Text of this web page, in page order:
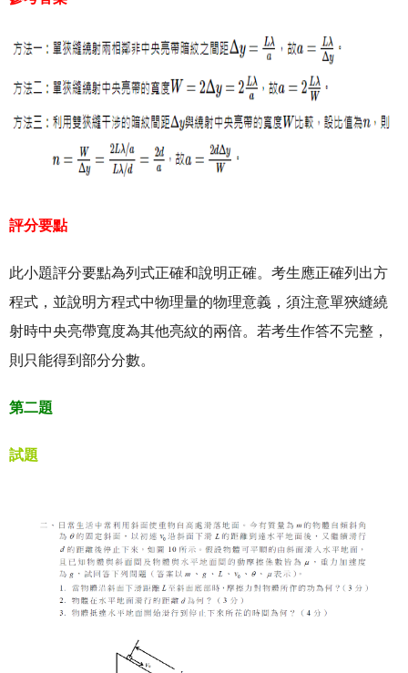
評分要點
此小題評分要點為列式正確和說明正確。考生應正確列出方
程式，並說明方程式中物理量的物理意義，須注意單狹縫繞
射時中央亮帶寬度為其他亮紋的兩倍。若考生作答不完整，
則只能得到部分分數。
第二題
試題